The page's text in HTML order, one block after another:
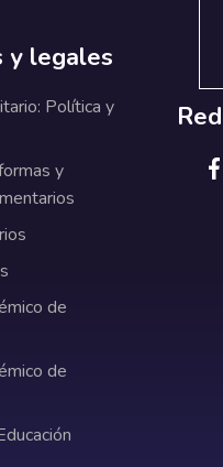
y legales
Política y
y
de
de